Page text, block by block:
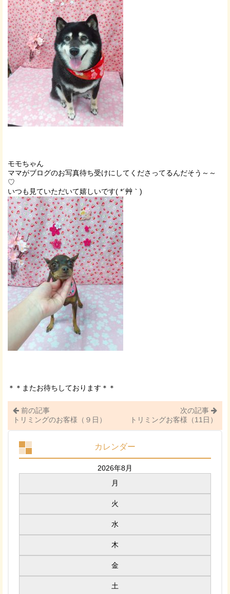
モモちゃん
ママがブログのお写真待ち受けにしてくださってるんだそう～～
♡
いつも見ていただいて嬉しいです( *´艸｀)
＊＊またお待ちしております＊＊
前の記事
トリミングのお客様（９日）
次の記事
トリミングお客様（11日）
カレンダー
2026年8月
月
火
水
木
金
土